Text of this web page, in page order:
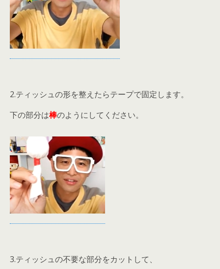
2.ティッシュの形を整えたらテープで固定します。
下の部分は棒のようにしてください。
3.ティッシュの不要な部分をカットして、